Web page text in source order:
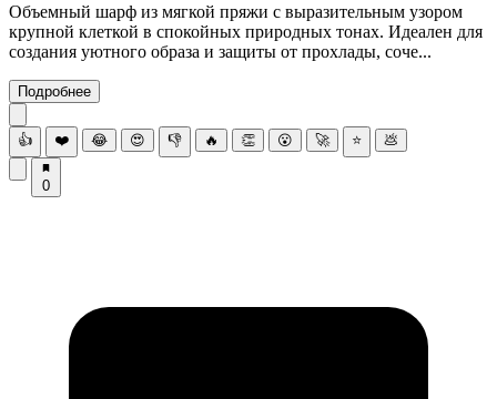
Объемный шарф из мягкой пряжи с выразительным узором
крупной клеткой в спокойных природных тонах. Идеален для
создания уютного образа и защиты от прохлады, соче...
Подробнее
👍 ❤️ 😂 😍 👎 🔥 👏 😮 🚀 ⭐ 💩
0